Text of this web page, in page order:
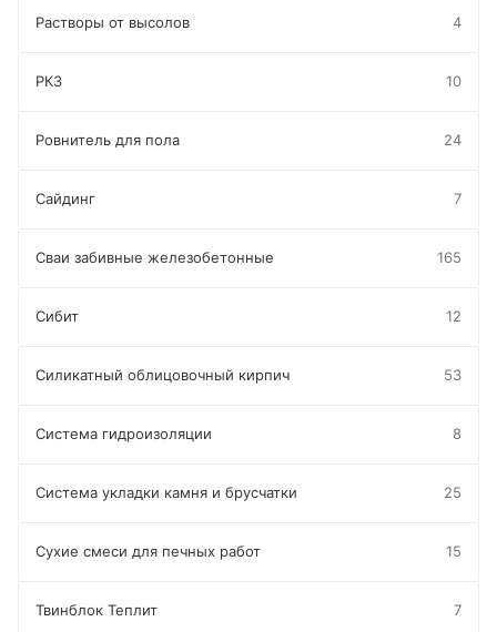
Растворы от высолов 4
РКЗ 10
Ровнитель для пола 24
Сайдинг 7
Сваи забивные железобетонные 165
Сибит 12
Силикатный облицовочный кирпич 53
Система гидроизоляции 8
Система укладки камня и брусчатки 25
Сухие смеси для печных работ 15
Твинблок Теплит 7